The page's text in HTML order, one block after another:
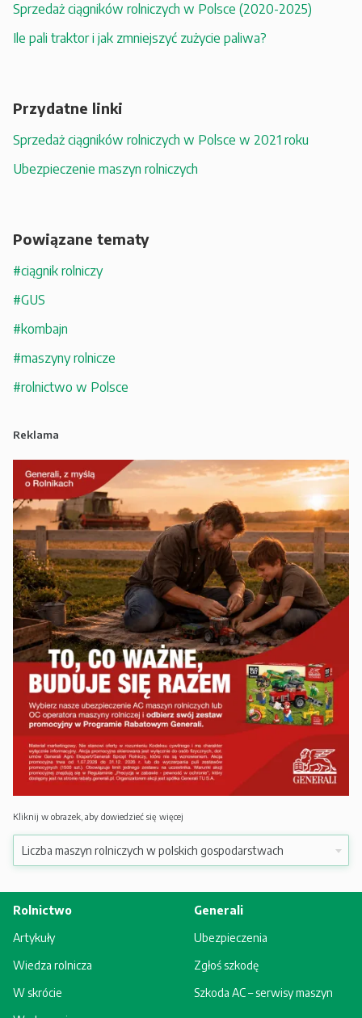
Sprzedaż ciągników rolniczych w Polsce (2020-2025)
Ile pali traktor i jak zmniejszyć zużycie paliwa?
Przydatne linki
Sprzedaż ciągników rolniczych w Polsce w 2021 roku
Ubezpieczenie maszyn rolniczych
Powiązane tematy
#ciągnik rolniczy
#GUS
#kombajn
#maszyny rolnicze
#rolnictwo w Polsce
Reklama
Kliknij w obrazek, aby dowiedzieć się więcej
Rolnictwo
Artykuły
Wiedza rolnicza
W skrócie
Generali
Ubezpieczenia
Zgłoś szkodę
Szkoda AC – serwisy maszyn